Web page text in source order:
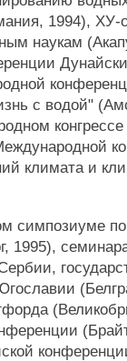
1994), ХУ-
наукам
с водой"
климата и
симпозиуме по
1995),